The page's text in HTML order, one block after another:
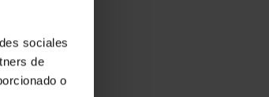
sociales
de
o